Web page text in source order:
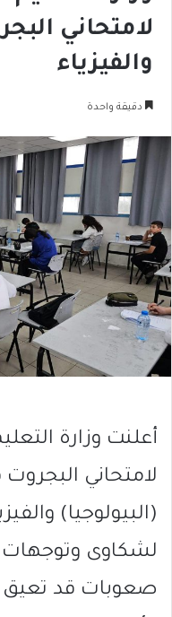
لامتحاني
والفيزياء
دقيقة واحدة
أعلنت وزارة
لامتحاني البجروت
(البيولوجيا)
لشكاوى وتوجهات
صعوبات قد تعيق